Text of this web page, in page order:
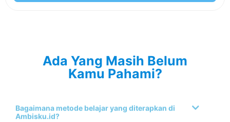
Ada Yang Masih Belum
Kamu Pahami?
Bagaimana metode belajar yang diterapkan di
Ambisku.id?